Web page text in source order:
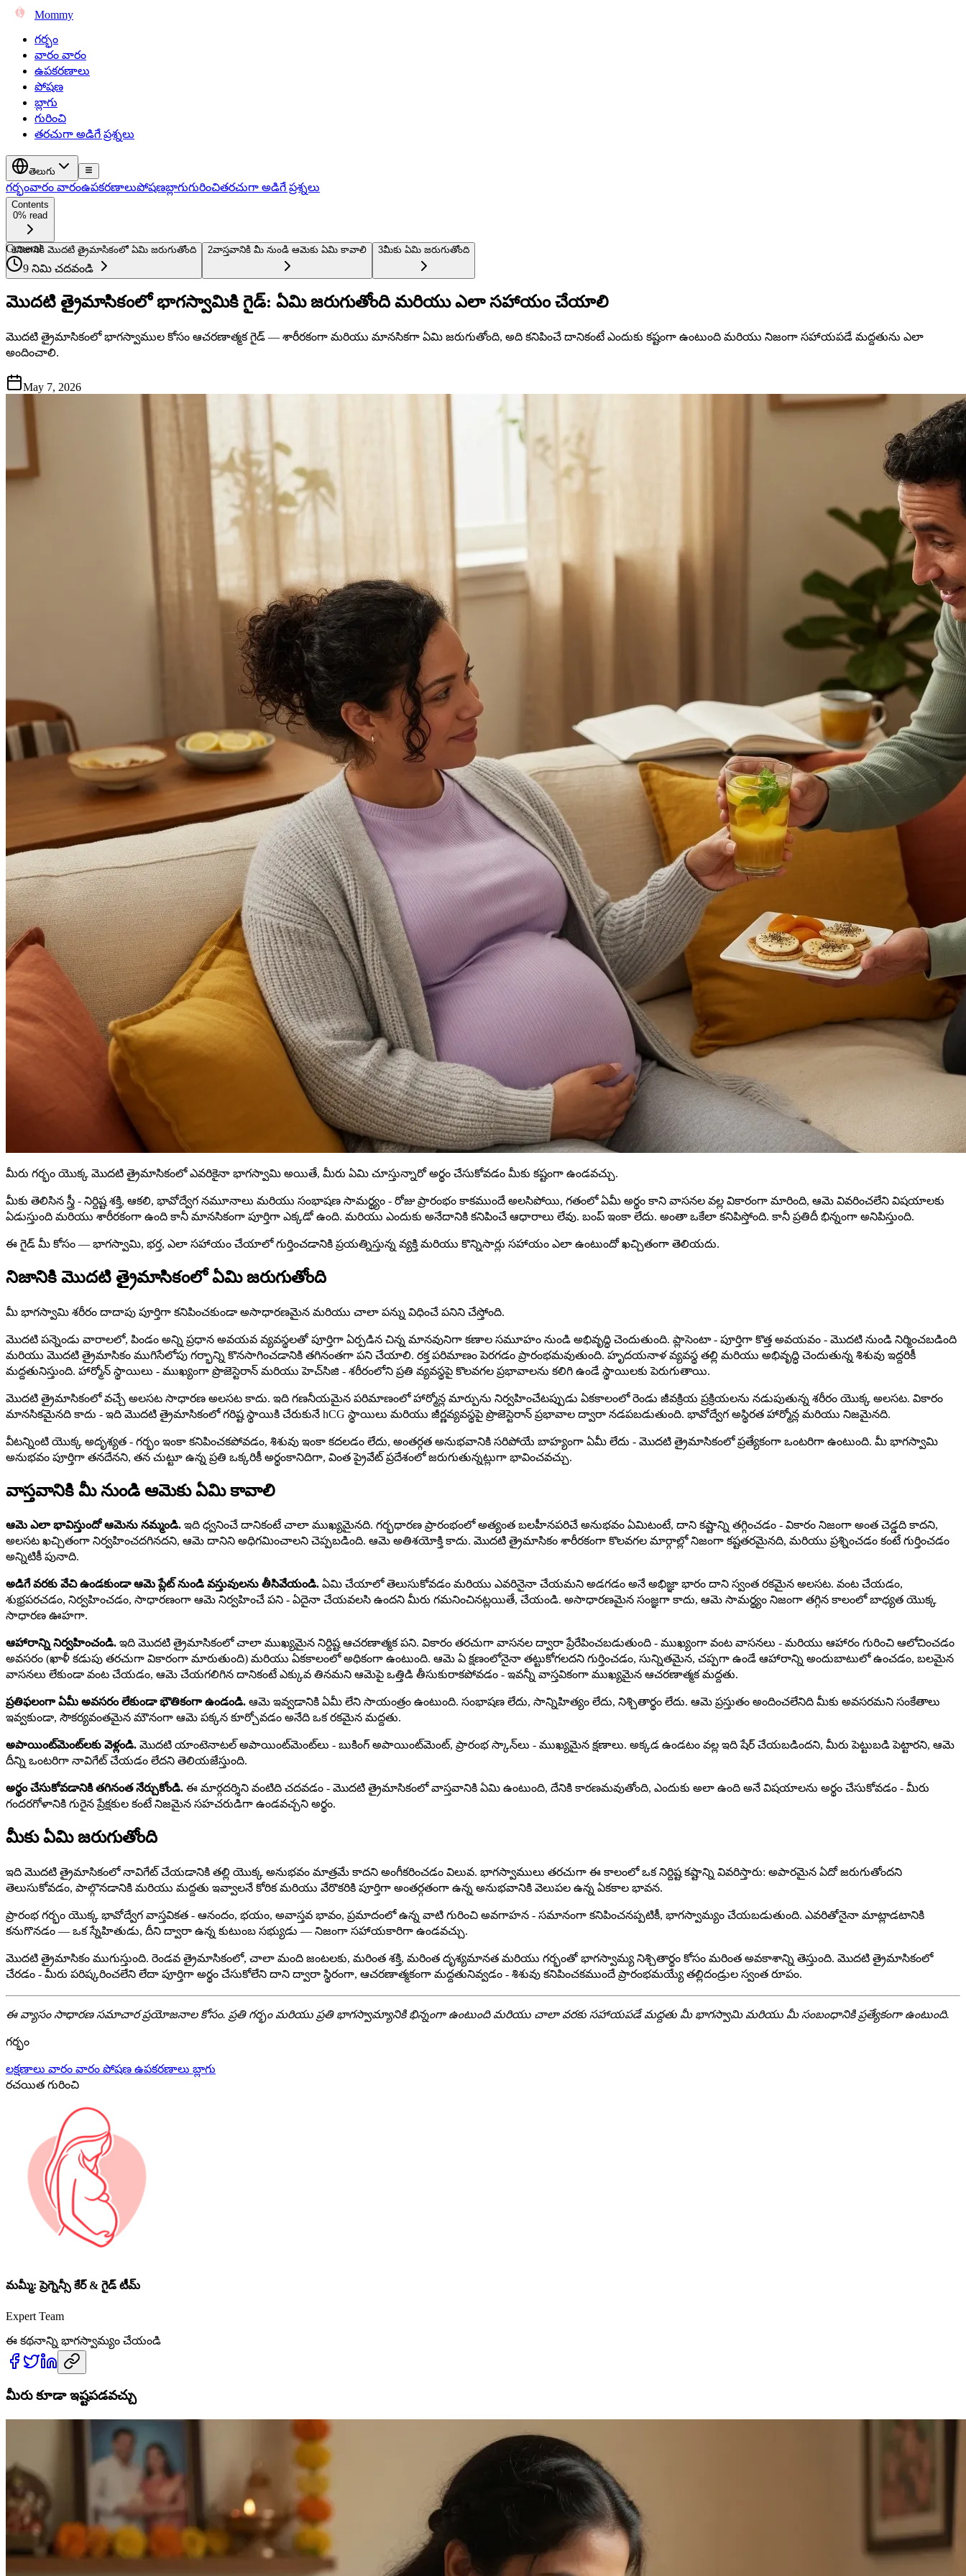
Mommy
గర్భం
వారం వారం
ఉపకరణాలు
పోషణ
బ్లాగు
గురించి
తరచుగా అడిగే ప్రశ్నలు
తెలుగు
గర్భంవారం వారంఉపకరణాలుపోషణబ్లాగుగురించితరచుగా అడిగే ప్రశ్నలు
Contents
0% read
1నిజానికి మొదటి త్రైమాసికంలో ఏమి జరుగుతోంది 2వాస్తవానికి మీ నుండి ఆమెకు ఏమి కావాలి 3మీకు ఏమి జరుగుతోంది
General
9 నిమి చదవండి
మొదటి త్రైమాసికంలో భాగస్వామికి గైడ్: ఏమి జరుగుతోంది మరియు ఎలా సహాయం చేయాలి
మొదటి త్రైమాసికంలో భాగస్వాముల కోసం ఆచరణాత్మక గైడ్ — శారీరకంగా మరియు మానసికగా ఏమి జరుగుతోంది, అది కనిపించే దానికంటే ఎందుకు కష్టంగా ఉంటుంది మరియు నిజంగా సహాయపడే మద్దతును ఎలా
అందించాలి.
May 7, 2026
మీరు గర్భం యొక్క మొదటి త్రైమాసికంలో ఎవరికైనా భాగస్వామి అయితే, మీరు ఏమి చూస్తున్నారో అర్థం చేసుకోవడం మీకు కష్టంగా ఉండవచ్చు.
మీకు తెలిసిన స్త్రీ - నిర్దిష్ట శక్తి, ఆకలి, భావోద్వేగ నమూనాలు మరియు సంభాషణ సామర్థ్యం - రోజు ప్రారంభం కాకముందే అలసిపోయి, గతంలో ఏమీ అర్థం కాని వాసనల వల్ల వికారంగా మారింది, ఆమె వివరించలేని విషయాలకు
ఏడుస్తుంది మరియు శారీరకంగా ఉంది కానీ మానసికంగా పూర్తిగా ఎక్కడో ఉంది. మరియు ఎందుకు అనేదానికి కనిపించే ఆధారాలు లేవు. బంప్ ఇంకా లేదు. అంతా ఒకేలా కనిపిస్తోంది. కానీ ప్రతిదీ భిన్నంగా అనిపిస్తుంది.
ఈ గైడ్ మీ కోసం — భాగస్వామి, భర్త, ఎలా సహాయం చేయాలో గుర్తించడానికి ప్రయత్నిస్తున్న వ్యక్తి మరియు కొన్నిసార్లు సహాయం ఎలా ఉంటుందో ఖచ్చితంగా తెలియదు.
నిజానికి మొదటి త్రైమాసికంలో ఏమి జరుగుతోంది
మీ భాగస్వామి శరీరం దాదాపు పూర్తిగా కనిపించకుండా అసాధారణమైన మరియు చాలా పన్ను విధించే పనిని చేస్తోంది.
మొదటి పన్నెండు వారాలలో, పిండం అన్ని ప్రధాన అవయవ వ్యవస్థలతో పూర్తిగా ఏర్పడిన చిన్న మానవునిగా కణాల సమూహం నుండి అభివృద్ధి చెందుతుంది. ప్లాసెంటా - పూర్తిగా కొత్త అవయవం - మొదటి నుండి నిర్మించబడింది
మరియు మొదటి త్రైమాసికం ముగిసేలోపు గర్భాన్ని కొనసాగించడానికి తగినంతగా పని చేయాలి. రక్త పరిమాణం పెరగడం ప్రారంభమవుతుంది. హృదయనాళ వ్యవస్థ తల్లి మరియు అభివృద్ధి చెందుతున్న శిశువు ఇద్దరికీ
మద్దతునిస్తుంది. హార్మోన్ స్థాయిలు - ముఖ్యంగా ప్రొజెస్టెరాన్ మరియు హెచ్‌సిజి - శరీరంలోని ప్రతి వ్యవస్థపై కొలవగల ప్రభావాలను కలిగి ఉండే స్థాయిలకు పెరుగుతాయి.
మొదటి త్రైమాసికంలో వచ్చే అలసట సాధారణ అలసట కాదు. ఇది గణనీయమైన పరిమాణంలో హార్మోన్ల మార్పును నిర్వహించేటప్పుడు ఏకకాలంలో రెండు జీవక్రియ ప్రక్రియలను నడుపుతున్న శరీరం యొక్క అలసట. వికారం
మానసికమైనది కాదు - ఇది మొదటి త్రైమాసికంలో గరిష్ట స్థాయికి చేరుకునే hCG స్థాయిలు మరియు జీర్ణవ్యవస్థపై ప్రొజెస్టెరాన్ ప్రభావాల ద్వారా నడపబడుతుంది. భావోద్వేగ అస్థిరత హార్మోన్ల మరియు నిజమైనది.
వీటన్నింటి యొక్క అదృశ్యత - గర్భం ఇంకా కనిపించకపోవడం, శిశువు ఇంకా కదలడం లేదు, అంతర్గత అనుభవానికి సరిపోయే బాహ్యంగా ఏమీ లేదు - మొదటి త్రైమాసికంలో ప్రత్యేకంగా ఒంటరిగా ఉంటుంది. మీ భాగస్వామి
అనుభవం పూర్తిగా తనదేనని, తన చుట్టూ ఉన్న ప్రతి ఒక్కరికీ అర్థంకానిదిగా, వింత ప్రైవేట్ ప్రదేశంలో జరుగుతున్నట్లుగా భావించవచ్చు.
వాస్తవానికి మీ నుండి ఆమెకు ఏమి కావాలి
ఆమె ఎలా భావిస్తుందో ఆమెను నమ్మండి. ఇది ధ్వనించే దానికంటే చాలా ముఖ్యమైనది. గర్భధారణ ప్రారంభంలో అత్యంత బలహీనపరిచే అనుభవం ఏమిటంటే, దాని కష్టాన్ని తగ్గించడం - వికారం నిజంగా అంత చెడ్డది కాదని,
అలసట ఖచ్చితంగా నిర్వహించదగినదని, ఆమె దానిని అధిగమించాలని చెప్పబడింది. ఆమె అతిశయోక్తి కాదు. మొదటి త్రైమాసికం శారీరకంగా కొలవగల మార్గాల్లో నిజంగా కష్టతరమైనది, మరియు ప్రశ్నించడం కంటే గుర్తించడం
అన్నిటికీ పునాది.
అడిగే వరకు వేచి ఉండకుండా ఆమె ప్లేట్ నుండి వస్తువులను తీసివేయండి. ఏమి చేయాలో తెలుసుకోవడం మరియు ఎవరినైనా చేయమని అడగడం అనే అభిజ్ఞా భారం దాని స్వంత రకమైన అలసట. వంట చేయడం,
శుభ్రపరచడం, నిర్వహించడం, సాధారణంగా ఆమె నిర్వహించే పని - ఏదైనా చేయవలసి ఉందని మీరు గమనించినట్లయితే, చేయండి. అసాధారణమైన సంజ్ఞగా కాదు, ఆమె సామర్థ్యం నిజంగా తగ్గిన కాలంలో బాధ్యత యొక్క
సాధారణ ఊహగా.
ఆహారాన్ని నిర్వహించండి. ఇది మొదటి త్రైమాసికంలో చాలా ముఖ్యమైన నిర్దిష్ట ఆచరణాత్మక పని. వికారం తరచుగా వాసనల ద్వారా ప్రేరేపించబడుతుంది - ముఖ్యంగా వంట వాసనలు - మరియు ఆహారం గురించి ఆలోచించడం
అవసరం (ఖాళీ కడుపు తరచుగా వికారంగా మారుతుంది) మరియు ఏకకాలంలో అధికంగా ఉంటుంది. ఆమె ఏ క్షణంలోనైనా తట్టుకోగలదని గుర్తించడం, సున్నితమైన, చప్పగా ఉండే ఆహారాన్ని అందుబాటులో ఉంచడం, బలమైన
వాసనలు లేకుండా వంట చేయడం, ఆమె చేయగలిగిన దానికంటే ఎక్కువ తినమని ఆమెపై ఒత్తిడి తీసుకురాకపోవడం - ఇవన్నీ వాస్తవికంగా ముఖ్యమైన ఆచరణాత్మక మద్దతు.
ప్రతిఫలంగా ఏమీ అవసరం లేకుండా భౌతికంగా ఉండండి. ఆమె ఇవ్వడానికి ఏమీ లేని సాయంత్రం ఉంటుంది. సంభాషణ లేదు, సాన్నిహిత్యం లేదు, నిశ్చితార్థం లేదు. ఆమె ప్రస్తుతం అందించలేనిది మీకు అవసరమని సంకేతాలు
ఇవ్వకుండా, సౌకర్యవంతమైన మౌనంగా ఆమె పక్కన కూర్చోవడం అనేది ఒక రకమైన మద్దతు.
అపాయింట్‌మెంట్‌లకు వెళ్లండి. మొదటి యాంటెనాటల్ అపాయింట్‌మెంట్‌లు - బుకింగ్ అపాయింట్‌మెంట్, ప్రారంభ స్కాన్‌లు - ముఖ్యమైన క్షణాలు. అక్కడ ఉండటం వల్ల ఇది షేర్ చేయబడిందని, మీరు పెట్టుబడి పెట్టారని, ఆమె
దీన్ని ఒంటరిగా నావిగేట్ చేయడం లేదని తెలియజేస్తుంది.
అర్థం చేసుకోవడానికి తగినంత నేర్చుకోండి. ఈ మార్గదర్శిని వంటిది చదవడం - మొదటి త్రైమాసికంలో వాస్తవానికి ఏమి ఉంటుంది, దేనికి కారణమవుతోంది, ఎందుకు అలా ఉంది అనే విషయాలను అర్థం చేసుకోవడం - మీరు
గందరగోళానికి గురైన ప్రేక్షకుల కంటే నిజమైన సహచరుడిగా ఉండవచ్చని అర్థం.
మీకు ఏమి జరుగుతోంది
ఇది మొదటి త్రైమాసికంలో నావిగేట్ చేయడానికి తల్లి యొక్క అనుభవం మాత్రమే కాదని అంగీకరించడం విలువ. భాగస్వాములు తరచుగా ఈ కాలంలో ఒక నిర్దిష్ట కష్టాన్ని వివరిస్తారు: అపారమైన ఏదో జరుగుతోందని
తెలుసుకోవడం, పాల్గొనడానికి మరియు మద్దతు ఇవ్వాలనే కోరిక మరియు వేరొకరికి పూర్తిగా అంతర్గతంగా ఉన్న అనుభవానికి వెలుపల ఉన్న ఏకకాల భావన.
ప్రారంభ గర్భం యొక్క భావోద్వేగ వాస్తవికత - ఆనందం, భయం, అవాస్తవ భావం, ప్రమాదంలో ఉన్న వాటి గురించి అవగాహన - సమానంగా కనిపించనప్పటికీ, భాగస్వామ్యం చేయబడుతుంది. ఎవరితోనైనా మాట్లాడటానికి
కనుగొనడం — ఒక స్నేహితుడు, దీని ద్వారా ఉన్న కుటుంబ సభ్యుడు — నిజంగా సహాయకారిగా ఉండవచ్చు.
మొదటి త్రైమాసికం ముగుస్తుంది. రెండవ త్రైమాసికంలో, చాలా మంది జంటలకు, మరింత శక్తి, మరింత దృశ్యమానత మరియు గర్భంతో భాగస్వామ్య నిశ్చితార్థం కోసం మరింత అవకాశాన్ని తెస్తుంది. మొదటి త్రైమాసికంలో
చేరడం - మీరు పరిష్కరించలేని లేదా పూర్తిగా అర్థం చేసుకోలేని దాని ద్వారా స్థిరంగా, ఆచరణాత్మకంగా మద్దతునివ్వడం - శిశువు కనిపించకముందే ప్రారంభమయ్యే తల్లిదండ్రుల స్వంత రూపం.
ఈ వ్యాసం సాధారణ సమాచార ప్రయోజనాల కోసం. ప్రతి గర్భం మరియు ప్రతి భాగస్వామ్యానికి భిన్నంగా ఉంటుంది మరియు చాలా వరకు సహాయపడే మద్దతు మీ భాగస్వామి మరియు మీ సంబంధానికి ప్రత్యేకంగా ఉంటుంది.
గర్భం
లక్షణాలు వారం వారం పోషణ ఉపకరణాలు బ్లాగు
రచయిత గురించి
మమ్మీ: ప్రెగ్నెన్సీ కేర్ & గైడ్ టీమ్
Expert Team
ఈ కథనాన్ని భాగస్వామ్యం చేయండి
మీరు కూడా ఇష్టపడవచ్చు